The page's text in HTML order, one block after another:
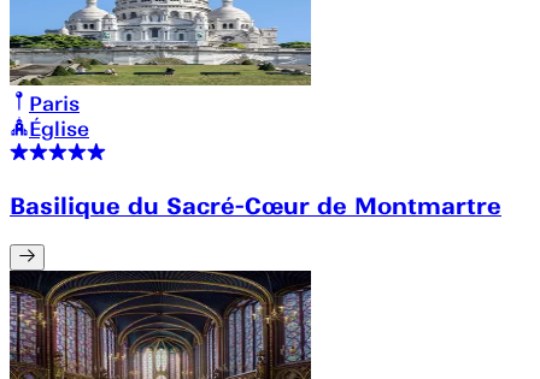
Paris
Église
Basilique du Sacré-Cœur de Montmartre